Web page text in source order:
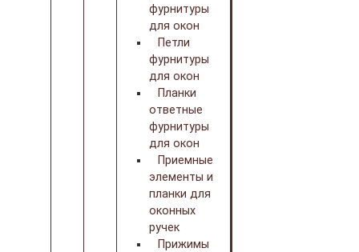
фурнитуры
для окон
Петли
фурнитуры
для окон
Планки
ответные
фурнитуры
для окон
Приемные
элементы и
планки для
оконных
ручек
Прижимы